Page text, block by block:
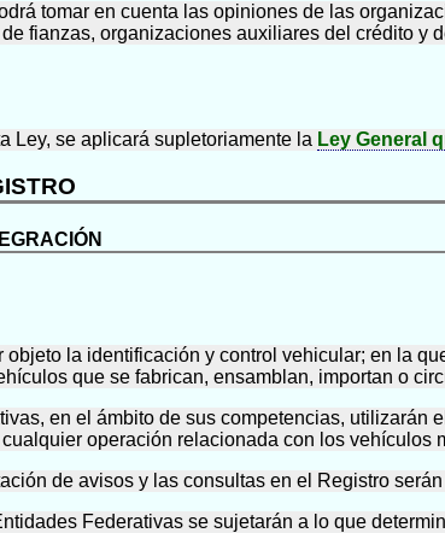
tomar en cuenta las opiniones de las
fianzas, organizaciones auxiliares del crédito y
Ley, se aplicará supletoriamente la Ley General
la identificación y control vehicular; en la
que se fabrican, ensamblan, importan o
en el ámbito de sus competencias,
operación relacionada con los vehículos
de avisos y las consultas en el Registro
Federativas se sujetarán a lo que